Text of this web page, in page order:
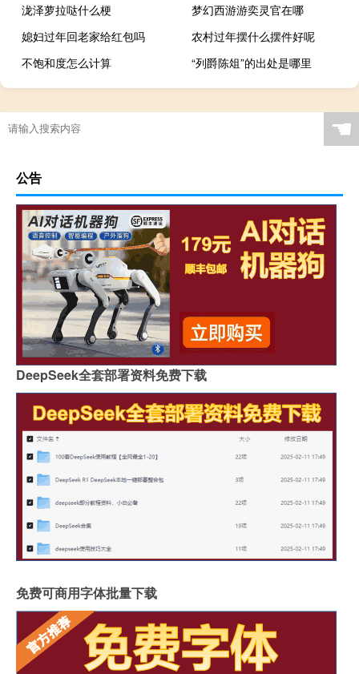
泷泽萝拉哒什么梗
梦幻西游游奕灵官在哪
媳妇过年回老家给红包吗
农村过年摆什么摆件好呢
不饱和度怎么计算
“列爵陈俎”的出处是哪里
☚
公告
DeepSeek全套部署资料免费下载
免费可商用字体批量下载